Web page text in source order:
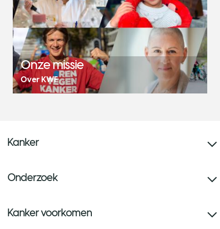
Onze missie
Over KWF
Kanker
Onderzoek
Kanker voorkomen